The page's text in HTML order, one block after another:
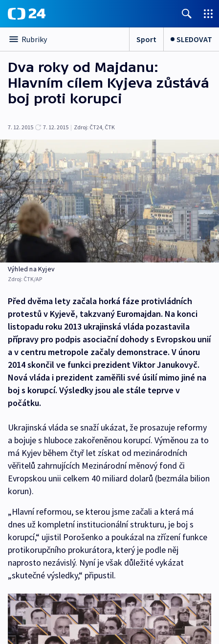
Rubriky Sport SLEDOVAT
Dva roky od Majdanu:
Hlavním cílem Kyjeva zůstává
boj proti korupci
7. 12. 2015 7. 12. 2015 | Zdroj: ČT24, ČTK
Výhled na Kyjev
Zdroj: ČTK/AP
Před dvěma lety začala horká fáze protivládních
protestů v Kyjevě, takzvaný Euromajdan. Na konci
listopadu roku 2013 ukrajinská vláda pozastavila
přípravy pro podpis asociační dohody s Evropskou unií
a v centru metropole začaly demonstrace. V únoru
2014 skončil ve funkci prezident Viktor Janukovyč.
Nová vláda i prezident zaměřili své úsilí mimo jiné na
boj s korupcí. Výsledky jsou ale stále teprve v
počátku.
Ukrajinská vláda se snaží ukázat, že prosazuje reformy
a bojuje s hluboce zakořeněnou korupcí. Výměnou za to
má Kyjev během čtyř let získat od mezinárodních
věřitelů zahrnujících Mezinárodní měnový fond či
Evropskou unii celkem 40 miliard dolarů (bezmála bilion
korun).
„Hlavní reformou, se kterou jsme začali a která má
dnes už kompletní institucionální strukturu, je boj s
korupcí,“ ujistil Porošenko a poukázal na zřízení funkce
protikorupčního prokurátora, který je podle něj
naprosto nezávislý. Nyní je však důležité vykázat
„skutečné výsledky,“ připustil.